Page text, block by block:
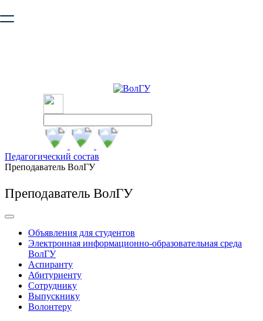
безопасную работу с сайтом. Пожалуйста
Педагогический состав
Преподаватель ВолГУ
Преподаватель ВолГУ
Объявления для студентов
Электронная информационно-образовательная среда
ВолГУ
Аспиранту
Абитуриенту
Сотруднику
Выпускнику
Волонтеру